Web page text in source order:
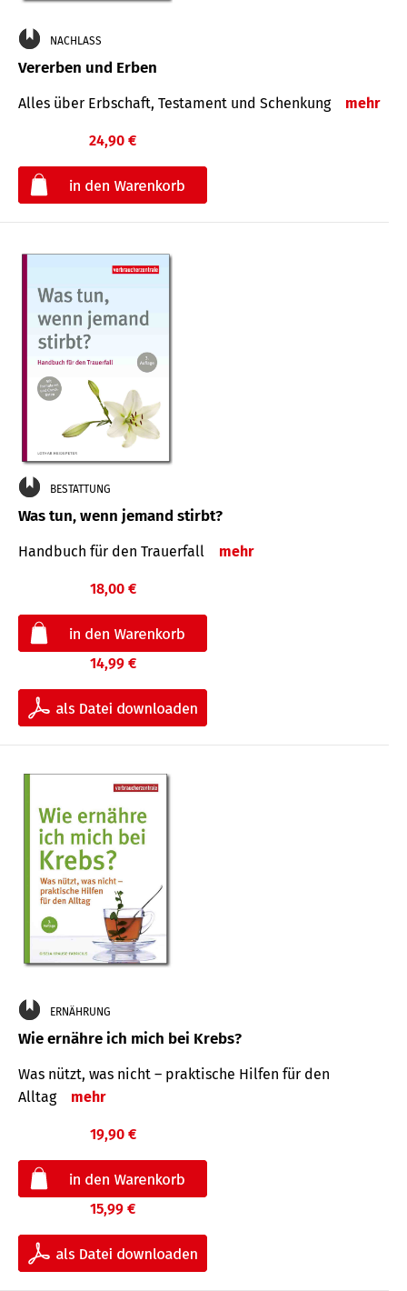
NACHLASS
Vererben und Erben
Alles über Erbschaft, Testament und Schenkung mehr
24,90 €
BESTATTUNG
Was tun, wenn jemand stirbt?
Handbuch für den Trauerfall mehr
18,00 €
14,99 €
ERNÄHRUNG
Wie ernähre ich mich bei Krebs?
Was nützt, was nicht – praktische Hilfen für den
Alltag
mehr
19,90 €
15,99 €